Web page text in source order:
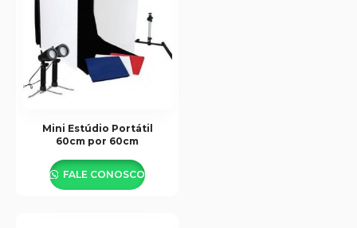
Mini Estúdio Portátil
60cm por 60cm
FALE CONOSCO